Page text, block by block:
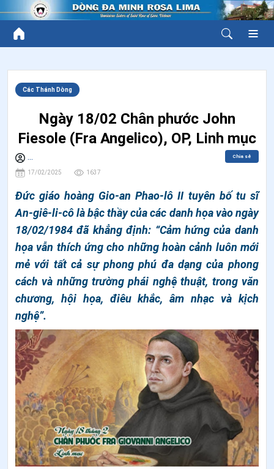
Các Thánh Dòng
Ngày 18/02 Chân phước John
Fiesole (Fra Angelico), OP, Linh mục
...
17/02/2025 1637
Chia sẻ
Đức giáo hoàng Gio-an Phao-lô II tuyên bố tu sĩ
An-giê-li-cô là bậc thầy của các danh họa vào ngày
18/02/1984 đã khẳng định: “Cảm hứng của danh
họa vẫn thích ứng cho những hoàn cảnh luôn mới
mẻ với tất cả sự phong phú đa dạng của phong
cách và những trường phái nghệ thuật, trong văn
chương, hội họa, điêu khắc, âm nhạc và kịch
nghệ”.